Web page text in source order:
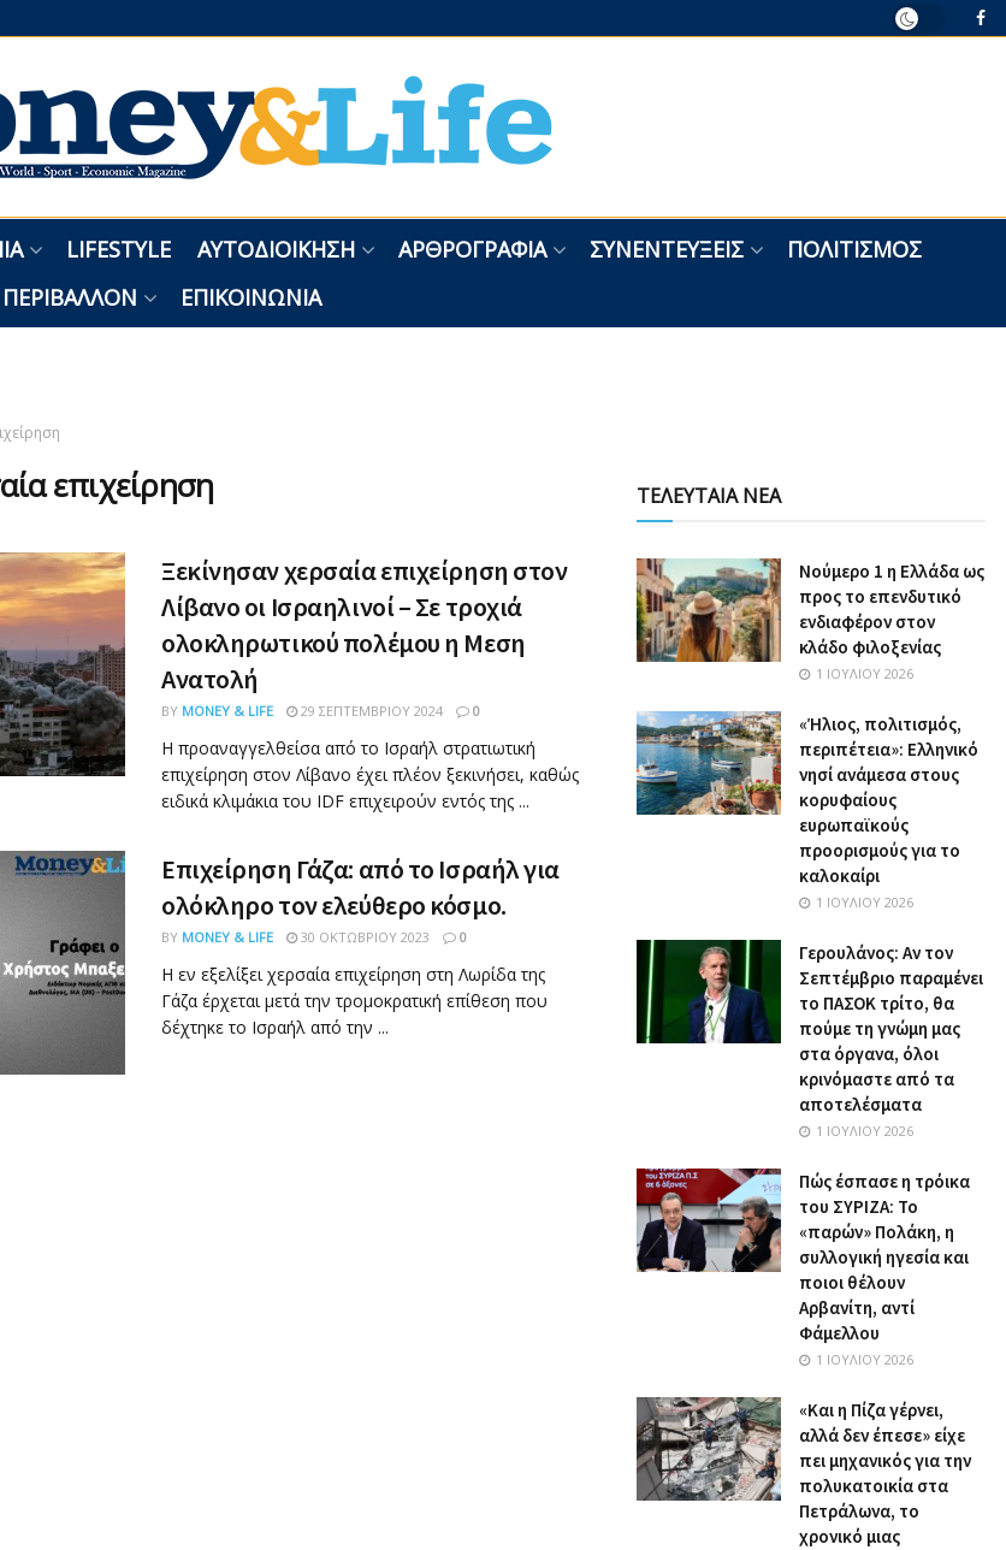
LIFESTYLE ΑΥΤΟΔΙΟΊΚΗΣΗ ΑΡΘΡΟΓΡΑΦΊΑ ΣΥΝΕΝΤΕΎΞΕΙΣ
ΠΟΛΙΤΙΣΜΌΣ
ΠΕΡΙΒΆΛΛΟΝ ΕΠΙΚΟΙΝΩΝΊΑ
επιχείρηση
Ξεκίνησαν χερσαία επιχείρηση στον
Λίβανο οι Ισραηλινοί – Σε τροχιά
ολοκληρωτικού πολέμου η Μεση
Ανατολή
BY MONEY & LIFE 29 ΣΕΠΤΕΜΒΡΊΟΥ 2024 0
Η προαναγγελθείσα από το Ισραήλ στρατιωτική
επιχείρηση στον Λίβανο έχει πλέον ξεκινήσει, καθώς
ειδικά κλιμάκια του IDF επιχειρούν εντός της ...
Επιχείρηση Γάζα: από το Ισραήλ για
ολόκληρο τον ελεύθερο κόσμο.
BY MONEY & LIFE 30 ΟΚΤΩΒΡΊΟΥ 2023 0
Η εν εξελίξει χερσαία επιχείρηση στη Λωρίδα της
Γάζα έρχεται μετά την τρομοκρατική επίθεση που
δέχτηκε το Ισραήλ από την ...
ΤΕΛΕΥΤΑΙΑ ΝΕΑ
Nούμερο 1 η Ελλάδα ως
προς το επενδυτικό
ενδιαφέρον στον
κλάδο φιλοξενίας
1 ΙΟΥΛΊΟΥ 2026
«Ήλιος, πολιτισμός,
περιπέτεια»: Ελληνικό
νησί ανάμεσα στους
κορυφαίους
ευρωπαϊκούς
προορισμούς για το
καλοκαίρι
1 ΙΟΥΛΊΟΥ 2026
Γερουλάνος: Αν τον
Σεπτέμβριο παραμένει
το ΠΑΣΟΚ τρίτο, θα
πούμε τη γνώμη μας
στα όργανα, όλοι
κρινόμαστε από τα
αποτελέσματα
1 ΙΟΥΛΊΟΥ 2026
Πώς έσπασε η τρόικα
του ΣΥΡΙΖΑ: Το
«παρών» Πολάκη, η
συλλογική ηγεσία και
ποιοι θέλουν
Αρβανίτη, αντί
Φάμελλου
1 ΙΟΥΛΊΟΥ 2026
«Και η Πίζα γέρνει,
αλλά δεν έπεσε» είχε
πει μηχανικός για την
πολυκατοικία στα
Πετράλωνα, το
χρονικό μιας